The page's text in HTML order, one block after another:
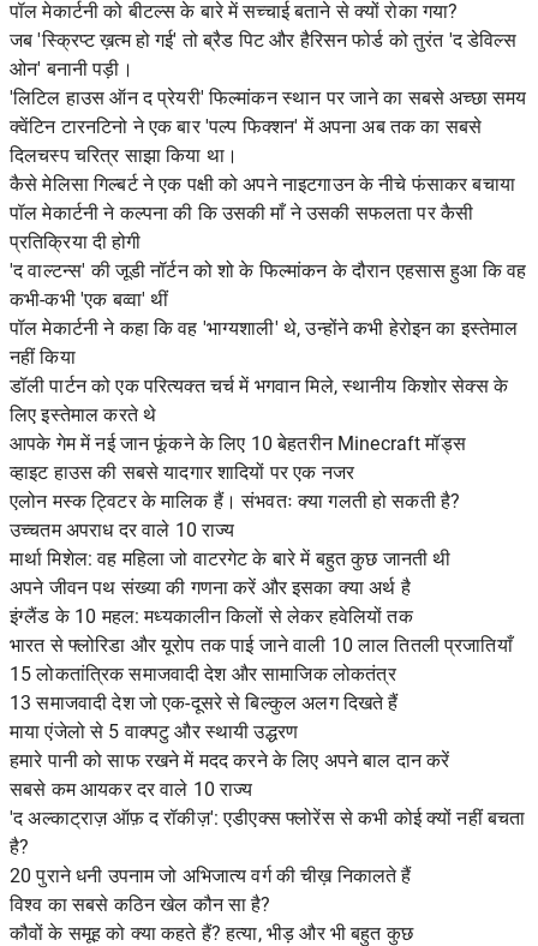
पॉल मेकार्टनी को बीटल्स के बारे में सच्चाई बताने से क्यों रोका गया?
जब 'स्क्रिप्ट ख़त्म हो गई' तो ब्रैड पिट और हैरिसन फोर्ड को तुरंत 'द डेविल्स
ओन' बनानी पड़ी।
'लिटिल हाउस ऑन द प्रेयरी' फिल्मांकन स्थान पर जाने का सबसे अच्छा समय
क्वेंटिन टारनटिनो ने एक बार 'पल्प फिक्शन' में अपना अब तक का सबसे
दिलचस्प चरित्र साझा किया था।
कैसे मेलिसा गिल्बर्ट ने एक पक्षी को अपने नाइटगाउन के नीचे फंसाकर बचाया
पॉल मेकार्टनी ने कल्पना की कि उसकी माँ ने उसकी सफलता पर कैसी
प्रतिक्रिया दी होगी
'द वाल्टन्स' की जूडी नॉर्टन को शो के फिल्मांकन के दौरान एहसास हुआ कि वह
कभी-कभी 'एक बव्वा' थीं
पॉल मेकार्टनी ने कहा कि वह 'भाग्यशाली' थे, उन्होंने कभी हेरोइन का इस्तेमाल
नहीं किया
डॉली पार्टन को एक परित्यक्त चर्च में भगवान मिले, स्थानीय किशोर सेक्स के
लिए इस्तेमाल करते थे
आपके गेम में नई जान फूंकने के लिए 10 बेहतरीन Minecraft मॉड्स
व्हाइट हाउस की सबसे यादगार शादियों पर एक नजर
एलोन मस्क ट्विटर के मालिक हैं। संभवतः क्या गलती हो सकती है?
उच्चतम अपराध दर वाले 10 राज्य
मार्था मिशेल: वह महिला जो वाटरगेट के बारे में बहुत कुछ जानती थी
अपने जीवन पथ संख्या की गणना करें और इसका क्या अर्थ है
इंग्लैंड के 10 महल: मध्यकालीन किलों से लेकर हवेलियों तक
भारत से फ्लोरिडा और यूरोप तक पाई जाने वाली 10 लाल तितली प्रजातियाँ
15 लोकतांत्रिक समाजवादी देश और सामाजिक लोकतंत्र
13 समाजवादी देश जो एक-दूसरे से बिल्कुल अलग दिखते हैं
माया एंजेलो से 5 वाक्पटु और स्थायी उद्धरण
हमारे पानी को साफ रखने में मदद करने के लिए अपने बाल दान करें
सबसे कम आयकर दर वाले 10 राज्य
'द अल्काट्राज़ ऑफ़ द रॉकीज़': एडीएक्स फ्लोरेंस से कभी कोई क्यों नहीं बचता
है?
20 पुराने धनी उपनाम जो अभिजात्य वर्ग की चीख़ निकालते हैं
विश्व का सबसे कठिन खेल कौन सा है?
कौवों के समूह को क्या कहते हैं? हत्या, भीड़ और भी बहुत कुछ